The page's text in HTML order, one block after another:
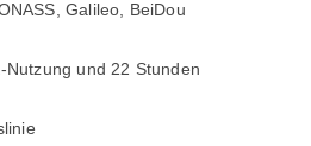
Galileo, BeiDou
Nutzung und 22 Stunden